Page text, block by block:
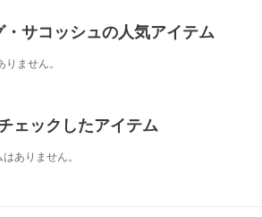
サコッシュの人気アイテム
ません。
ェックしたアイテム
ありません。